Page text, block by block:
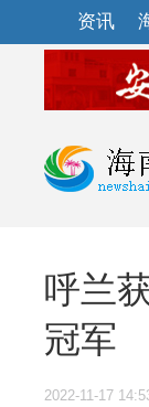
资讯
呼兰
冠军
2022-11-17